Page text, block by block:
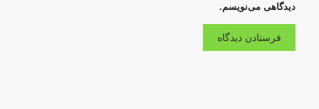
دیدگاهی می‌نویسم.